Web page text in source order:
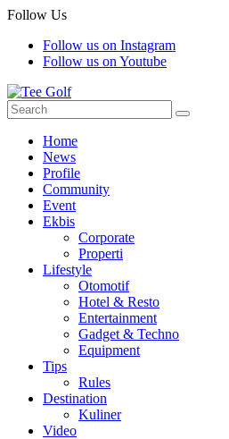
Follow Us
Follow us on Instagram
Follow us on Youtube
Home
News
Profile
Community
Event
Ekbis
Corporate
Properti
Lifestyle
Otomotif
Hotel & Resto
Entertainment
Gadget & Techno
Equipment
Tips
Rules
Destination
Kuliner
Video